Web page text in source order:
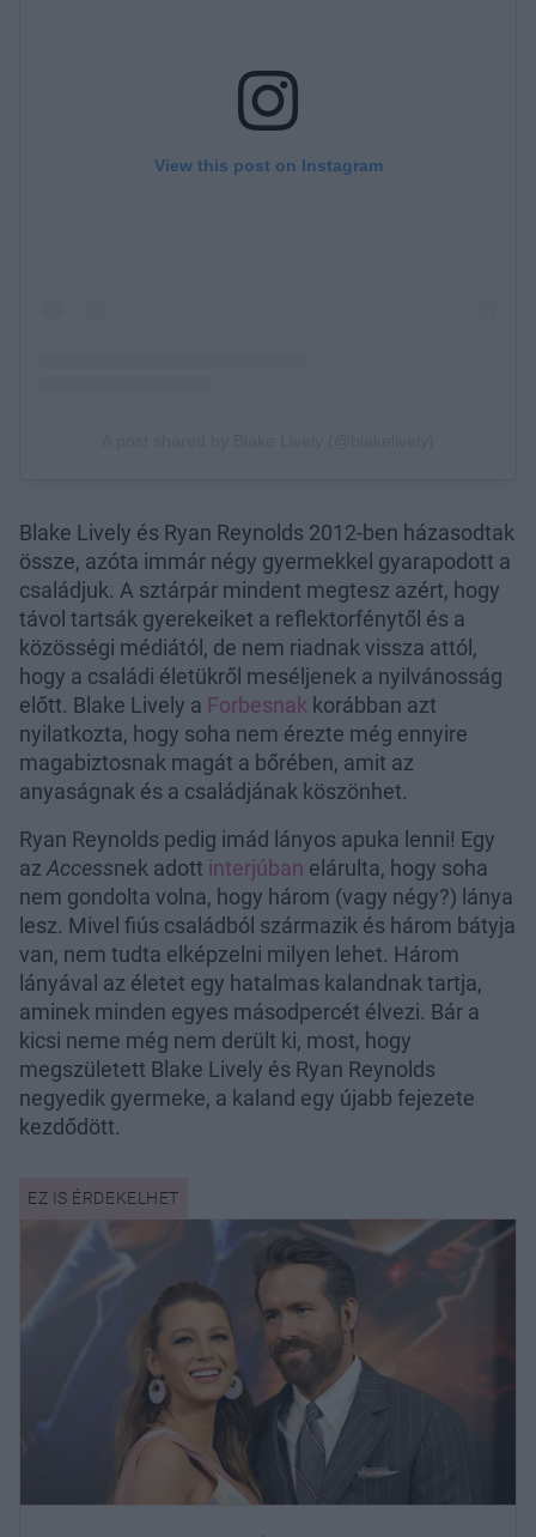
Blake Lively és Ryan Reynolds 2012-ben házasodtak
össze, azóta immár négy gyermekkel gyarapodott a
családjuk. A sztárpár mindent megtesz azért, hogy
távol tartsák gyerekeiket a reflektorfénytől és a
közösségi médiától, de nem riadnak vissza attól,
hogy a családi életükről meséljenek a nyilvánosság
előtt. Blake Lively a Forbesnak korábban azt
nyilatkozta, hogy soha nem érezte még ennyire
magabiztosnak magát a bőrében, amit az
anyaságnak és a családjának köszönhet.
Ryan Reynolds pedig imád lányos apuka lenni! Egy
az Accessnek adott interjúban elárulta, hogy soha
nem gondolta volna, hogy három (vagy négy?) lánya
lesz. Mivel fiús családból származik és három bátyja
van, nem tudta elképzelni milyen lehet. Három
lányával az életet egy hatalmas kalandnak tartja,
aminek minden egyes másodpercét élvezi. Bár a
kicsi neme még nem derült ki, most, hogy
megszületett Blake Lively és Ryan Reynolds
negyedik gyermeke, a kaland egy újabb fejezete
kezdődött.